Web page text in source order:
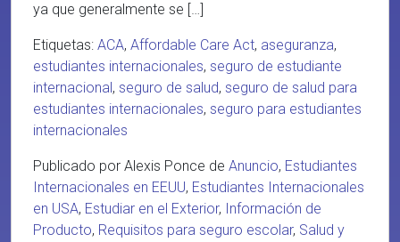
ya que generalmente se […]
Etiquetas: ACA, Affordable Care Act, aseguranza,
estudiantes internacionales, seguro de estudiante
internacional, seguro de salud, seguro de salud para
estudiantes internacionales, seguro para estudiantes
internacionales
Publicado por Alexis Ponce de Anuncio, Estudiantes
Internacionales en EEUU, Estudiantes Internacionales
en USA, Estudiar en el Exterior, Información de
Producto, Requisitos para seguro escolar, Salud y